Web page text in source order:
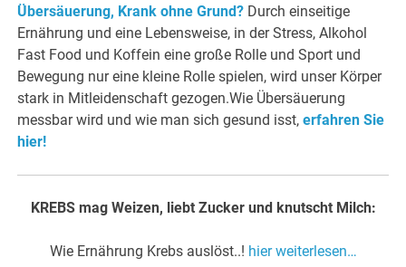
Übersäuerung, Krank ohne Grund? Durch einseitige
Ernährung und eine Lebensweise, in der Stress, Alkohol
Fast Food und Koffein eine große Rolle und Sport und
Bewegung nur eine kleine Rolle spielen, wird unser Körper
stark in Mitleidenschaft gezogen.Wie Übersäuerung
messbar wird und wie man sich gesund isst,erfahren Sie
hier!
KREBS mag Weizen, liebt Zucker und knutscht Milch:
Wie Ernährung Krebs auslöst..! hier weiterlesen…